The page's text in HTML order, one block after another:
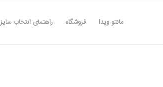
مانتو ویدا فروشگاه راهنمای انتخاب سایز